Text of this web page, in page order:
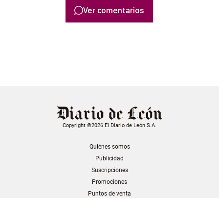
Ver comentarios
Copyright ©2026 El Diario de León S.A.
Quiénes somos
Publicidad
Suscripciones
Promociones
Puntos de venta